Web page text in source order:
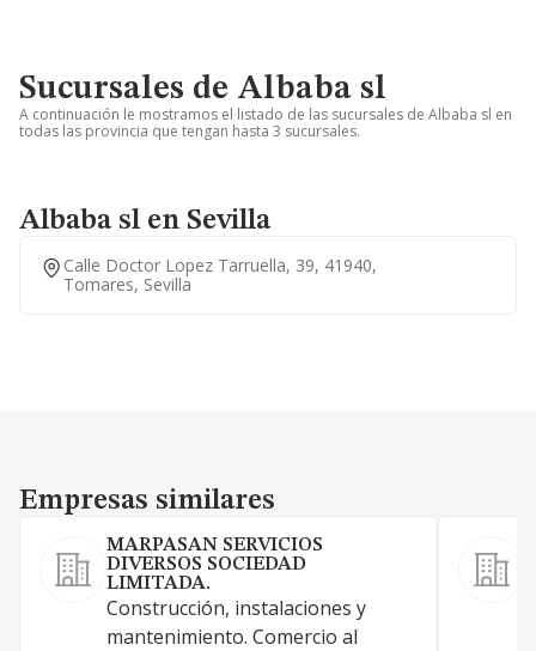
Sucursales de Albaba sl
A continuación le mostramos el listado de las sucursales de Albaba sl en
todas las provincia que tengan hasta 3 sucursales.
Albaba sl en Sevilla
Calle Doctor Lopez Tarruella, 39, 41940,
Tomares, Sevilla
Empresas similares
Empresas similares
MARPASAN SERVICIOS
DIVERSOS SOCIEDAD
LIMITADA.
Construcción, instalaciones y
mantenimiento. Comercio al